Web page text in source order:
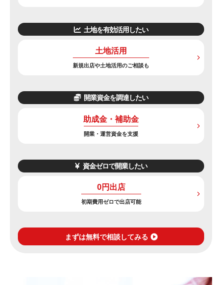
土地を有効活用したい
土地活用
新規出店や土地活用のご相談も
開業資金を調達したい
助成金・補助金
開業・運営資金を支援
資金ゼロで開業したい
0円出店
初期費用ゼロで出店可能
まずは無料で相談してみる